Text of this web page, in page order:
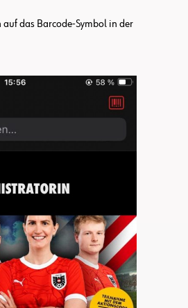
auf das Barcode-Symbol in der